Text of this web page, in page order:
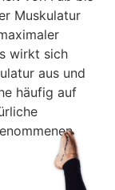
Muskulatur
wirkt sich
aus und
häufig auf